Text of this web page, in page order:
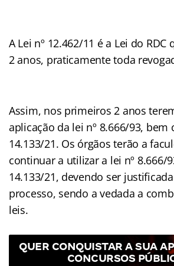
A Lei nº 12.462/11 é a Lei do RDC
2 anos, praticamente toda
Assim, nos primeiros 2 anos
aplicação da lei nº 8.666/93, bem
14.133/21. Os órgãos terão a
continuar a utilizar a lei nº 8.666/
14.133/21, devendo ser
processo, sendo a vedada a
leis.
QUER CONQUISTAR A SUA
CONCURSOS